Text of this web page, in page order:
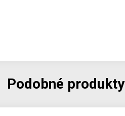
Podobné produkty